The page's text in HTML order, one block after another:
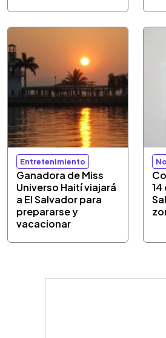
Entretenimiento
Ganadora de Miss
Universo Haití viajará
a El Salvador para
prepararse y
vacacionar
14